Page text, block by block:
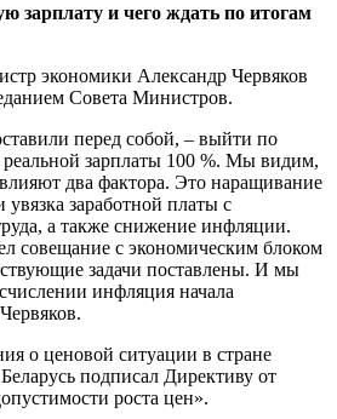
зарплату и чего ждать по итогам
экономики Александр Червяков
Совета Министров.
перед собой, – выйти по
реальной зарплаты 100 %. Мы видим,
два фактора. Это наращивание
увязка заработной платы с
а также снижение инфляции.
совещание с экономическим блоком
задачи поставлены. И мы
инфляция начала
о ценовой ситуации в стране
подписал Директиву от
роста цен».